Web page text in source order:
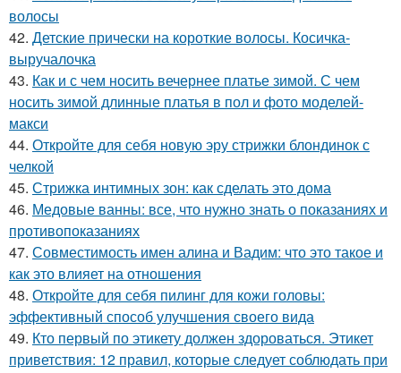
волосы
42. Детские прически на короткие волосы. Косичка-
выручалочка
43. Как и с чем носить вечернее платье зимой. С чем
носить зимой длинные платья в пол и фото моделей-
макси
44. Откройте для себя новую эру стрижки блондинок с
челкой
45. Стрижка интимных зон: как сделать это дома
46. Медовые ванны: все, что нужно знать о показаниях и
противопоказаниях
47. Совместимость имен алина и Вадим: что это такое и
как это влияет на отношения
48. Откройте для себя пилинг для кожи головы:
эффективный способ улучшения своего вида
49. Кто первый по этикету должен здороваться. Этикет
приветствия: 12 правил, которые следует соблюдать при